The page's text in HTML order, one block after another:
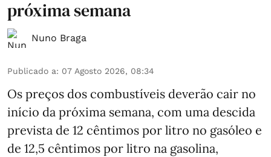
próxima semana
Nuno Braga
Publicado a: 07 Agosto 2026, 08:34
Os preços dos combustíveis deverão cair no
início da próxima semana, com uma descida
prevista de 12 cêntimos por litro no gasóleo e
de 12,5 cêntimos por litro na gasolina,